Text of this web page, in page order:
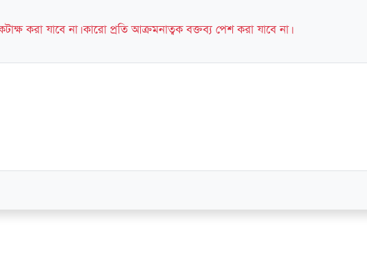
করা যাবে না। কারো প্রতি আক্রমনাত্বক বক্তব্য পেশ করা যাবে না।